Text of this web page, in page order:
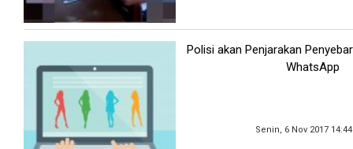
Polisi akan Penjarakan
WhatsApp
Senin, 6 Nov 2017